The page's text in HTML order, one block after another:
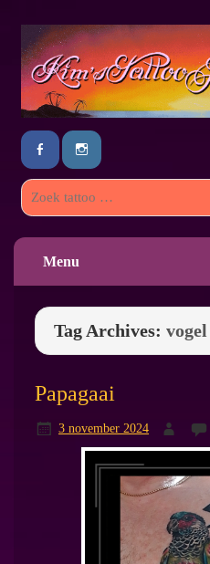
Menu
Tag Archives: vogel
Papagaai
3 november 2024